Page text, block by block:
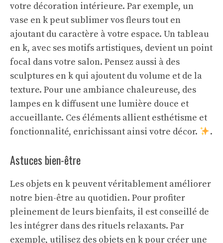
votre décoration intérieure. Par exemple, un
vase en k peut sublimer vos fleurs tout en
ajoutant du caractère à votre espace. Un tableau
en k, avec ses motifs artistiques, devient un point
focal dans votre salon. Pensez aussi à des
sculptures en k qui ajoutent du volume et de la
texture. Pour une ambiance chaleureuse, des
lampes en k diffusent une lumière douce et
accueillante. Ces éléments allient esthétisme et
fonctionnalité, enrichissant ainsi votre décor.
.
Astuces bien-être
Les objets en k peuvent véritablement améliorer
notre bien-être au quotidien. Pour profiter
pleinement de leurs bienfaits, il est conseillé de
les intégrer dans des rituels relaxants. Par
exemple, utilisez des objets en k pour créer une